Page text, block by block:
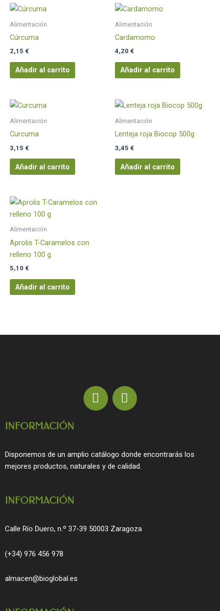
Alimentación
Cúrcuma
2,15 €
Añadir al carrito
Alimentación
Cardamomo
4,20 €
Añadir al carrito
Alimentación
Curcuma
3,15 €
Añadir al carrito
Alimentación
Lenteja roja Biocop 500g
3,45 €
Añadir al carrito
Alimentación
Aprolis T-Caramelos con
relleno 100 g
5,10 €
Añadir al carrito
F
a
o
o
I
n
g
r
INFORMACIÓN
Disponemos de un amplio catálogo donde encontrarás los
mejores productos, naturales y de calidad.
INFORMACIÓN
Calle Río Duero, n.º 37-39 50003 Zaragoza
(+34) 976 456 978
almacen@bioglobal.es